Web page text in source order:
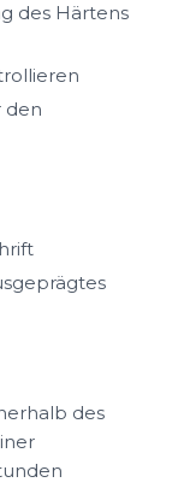
des Härtens
den
des